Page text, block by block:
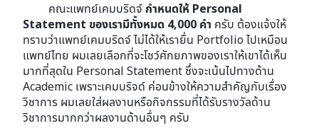
คณะแพทย์เคมบริดจ์ กำหนดให้ Personal
Statement ของเรามีทั้งหมด 4,000 คำ ครับ ต้องแจ้งให้
ทราบว่าแพทย์เคมบริดจ์ ไม่ได้ให้เรายื่น Portfolio ไปเหมือน
แพทย์ไทย ผมเลยเลือกที่จะโชว์ศักยภาพของเราให้เขาได้เห็น
มากที่สุดใน Personal Statement ซึ่งจะเน้นไปทางด้าน
Academic เพราะเคมบริจด์ ค่อนข้างให้ความสำคัญกับเรื่อง
วิชาการ ผมเลยใส่ผลงานหรือกิจกรรมที่ได้รับรางวัลด้าน
วิชาการมากกว่าผลงานด้านอื่นๆ ครับ